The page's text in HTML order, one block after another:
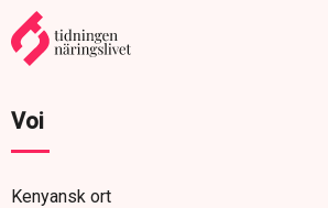
Voi
Kenyansk ort